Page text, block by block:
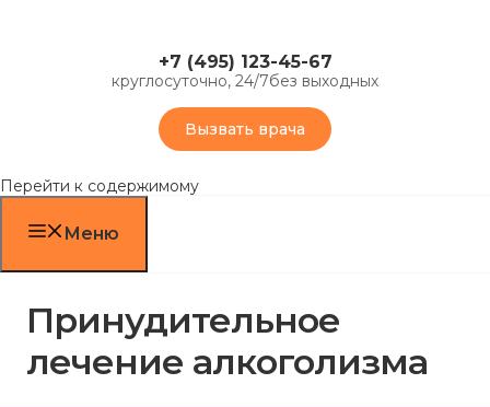
+7 (495) 123-45-67
круглосуточно, 24/7без выходных
Вызвать врача
Перейти к содержимому
Меню
Принудительное
лечение алкоголизма